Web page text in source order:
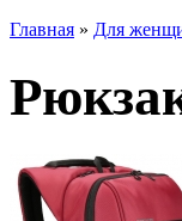
Главная » Для